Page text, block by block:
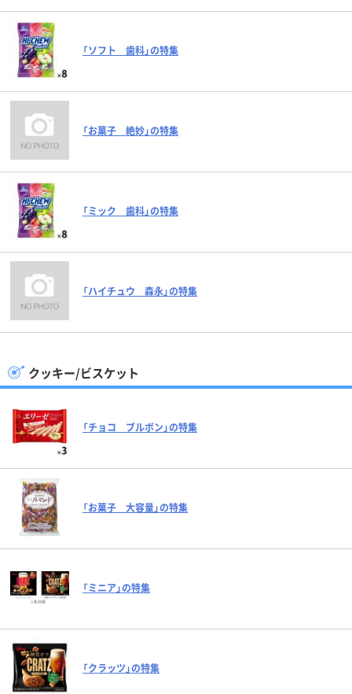
「ソフト 歯科」の特集
「お菓子 絶妙」の特集
「ミック 歯科」の特集
「ハイチュウ 森永」の特集
クッキー/ビスケット
「チョコ ブルボン」の特集
「お菓子 大容量」の特集
「ミニア」の特集
「クラッツ」の特集